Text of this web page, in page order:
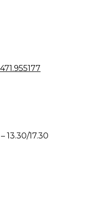
13.30/17.30